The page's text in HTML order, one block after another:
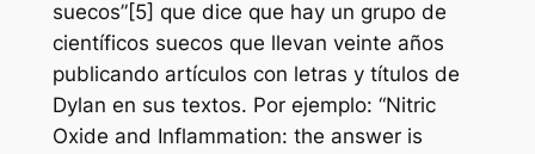
suecos”[5] que dice que hay un grupo de
científicos suecos que llevan veinte años
publicando artículos con letras y títulos de
Dylan en sus textos. Por ejemplo: “Nitric
Oxide and Inflammation: the answer is